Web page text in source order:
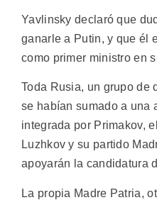
Yavlinsky declaró que
ganarle a Putin, y que él
como primer ministro en
Toda Rusia, un grupo de
se habían sumado a una
integrada por Primakov,
Luzhkov y su partido
apoyarán la candidatura
La propia Madre Patria,